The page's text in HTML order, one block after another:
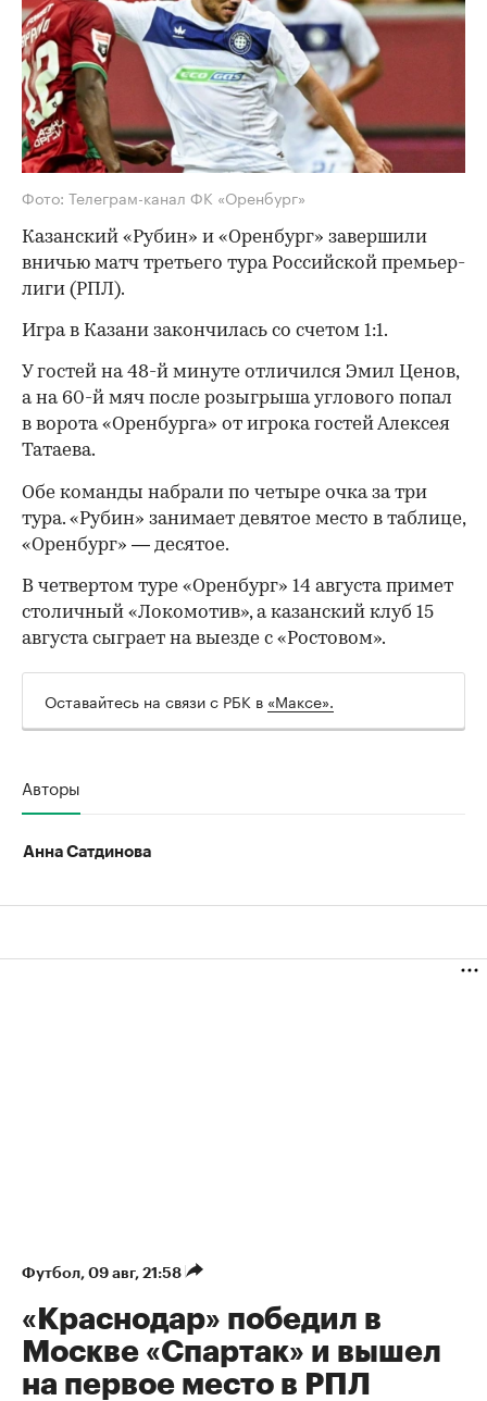
Фото: Телеграм-канал ФК «Оренбург»
Казанский «Рубин» и «Оренбург» завершили
вничью матч третьего тура Российской премьер-
лиги (РПЛ).
Игра в Казани закончилась со счетом 1:1.
У гостей на 48-й минуте отличился Эмил Ценов,
а на 60-й мяч после розыгрыша углового попал
в ворота «Оренбурга» от игрока гостей Алексея
Татаева.
00:00 / 00:00
Обе команды набрали по четыре очка за три
тура. «Рубин» занимает девятое место в таблице,
«Оренбург» — десятое.
В четвертом туре «Оренбург» 14 августа примет
столичный «Локомотив», а казанский клуб 15
августа сыграет на выезде с «Ростовом».
Оставайтесь на связи с РБК в «Максе».
Авторы
Анна Сатдинова
Футбол⁠, 09 авг, 21:58
«Краснодар» победил в
Москве «Спартак» и вышел
на первое место в РПЛ